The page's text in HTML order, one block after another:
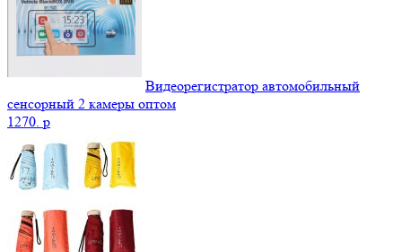
Видеорегистратор автомобильный
сенсорный 2 камеры оптом
1270. p